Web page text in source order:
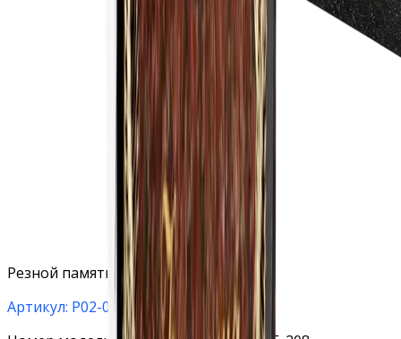
Резной памятник с розами снизу
Артикул: Р02-02